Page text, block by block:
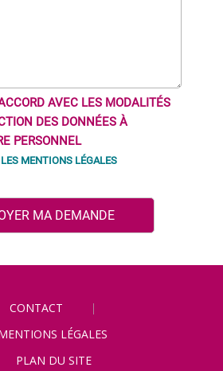
AVEC LES MODALITÉS
DES DONNÉES À
PERSONNEL
MENTIONS LÉGALES
CONTACT
LÉGALES
PLAN DU SITE